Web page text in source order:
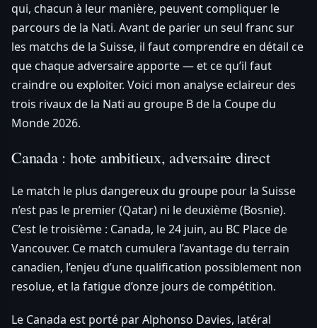
qui, chacun à leur manière, peuvent compliquer le
parcours de la Nati. Avant de parier un seul franc sur
les matchs de la Suisse, il faut comprendre en détail ce
que chaque adversaire apporte — et ce qu’il faut
craindre ou exploiter. Voici mon analyse eclaireur des
trois rivaux de la Nati au groupe B de la Coupe du
Monde 2026.
Canada : hote ambitieux, adversaire direct
Le match le plus dangereux du groupe pour la Suisse
n’est pas le premier (Qatar) ni le deuxième (Bosnie).
C’est le troisième : Canada, le 24 juin, au BC Place de
Vancouver. Ce match cumulera l’avantage du terrain
canadien, l’enjeu d’une qualification possiblement non
resolue, et la fatigue d’onze jours de compétition.
Le Canada est porté par Alphonso Davies, latéral